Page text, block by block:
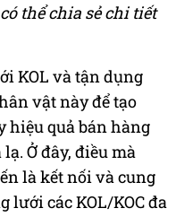
thể chia sẻ chi tiết
KOL và tận dụng
vật này để tạo
hiệu quả bán hàng
Ở đây, điều mà
là kết nối và cung
lưới các KOL/KOC đa